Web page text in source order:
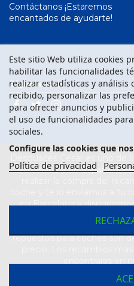
Contáctanos ¡Estaremos
encantados de ayudarte!
Este sitio Web utiliza cookies
habilitar las funcionalidades
realizar estadísticas y análisis
recibido, personalizar las
para ofrecer anuncios y
el uso de funcionalidades
sociales.
Configure las cookies que
Política de privacidad
Síguenos en
Barcelona y de España.
en Barcelona y
todas las marcas de
necesitas para tu coche
repuestos para coches son
Desarrollado